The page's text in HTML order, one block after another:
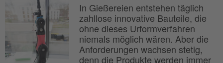
In Gießereien entstehen täglich
zahllose innovative Bauteile, die
ohne dieses Urformverfahren
niemals möglich wären. Aber die
Anforderungen wachsen stetig,
denn die Produkte werden immer